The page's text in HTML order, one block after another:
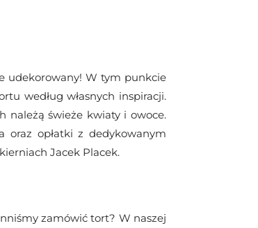
udekorowany! W tym punkcie
według własnych inspiracji.
należą świeże kwiaty i owoce.
oraz opłatki z dedykowanym
Jacek Placek.
zamówić tort? W naszej